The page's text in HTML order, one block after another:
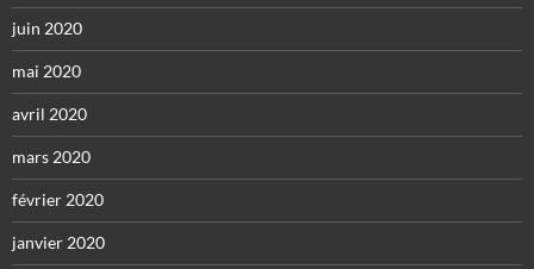
juin 2020
mai 2020
avril 2020
mars 2020
février 2020
janvier 2020